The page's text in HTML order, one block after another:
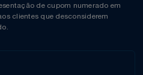
de cupom numerado em
clientes que desconsiderem